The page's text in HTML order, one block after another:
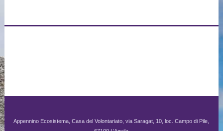
Appennino Ecosistema, Casa del Volontariato, via Saragat, 10, loc. Campo di Pile,